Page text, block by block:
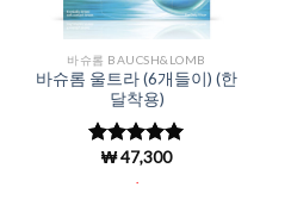
바슈롬 BAUCSH&LOMB
바슈롬 울트라 (6개들이) (한
달착용)
5 중에서
로 평
₩47,300